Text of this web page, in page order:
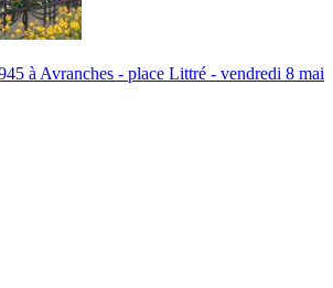
à Avranches - place Littré - vendredi 8 mai